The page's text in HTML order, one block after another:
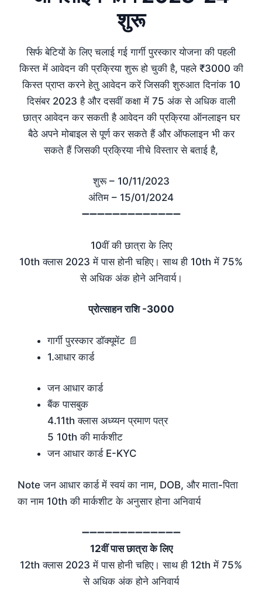
शुरू
सिर्फ बेटियों के लिए चलाई गई गार्गी पुरस्कार योजना की पहली
किस्त में आवेदन की प्रक्रिया शुरू हो चुकी है, पहले ₹3000 की
किस्त प्राप्त करने हेतु आवेदन करें जिसकी शुरुआत दिनांक 10
दिसंबर 2023 है और दसवीं कक्षा में 75 अंक से अधिक वाली
छात्र आवेदन कर सकती है आवेदन की प्रक्रिया ऑनलाइन घर
बैठे अपने मोबाइल से पूर्ण कर सकते हैं और ऑफलाइन भी कर
सकते हैं जिसकी प्रक्रिया नीचे विस्तार से बताई है,
शुरू – 10/11/2023
अंतिम – 15/01/2024
➖➖➖➖➖➖➖➖➖➖➖➖➖
10वीं की छात्रा के लिए
10th क्लास 2023 में पास होनी चहिए। साथ ही 10th में 75%
से अधिक अंक होने अनिवार्य।
प्रोत्साहन राशि -3000
गार्गी पुरस्कार डॉक्यूमेंट 📄
1.आधार कार्ड
जन आधार कार्ड
बैंक पासबुक
4.11th क्लास अध्य्यन प्रमाण पत्र
5 10th की मार्कशीट
जन आधार कार्ड E-KYC
Note जन आधार कार्ड में स्वयं का नाम, DOB, और माता-पिता
का नाम 10th की मार्कशीट के अनुसार होना अनिवार्य
➖➖➖➖➖➖➖➖➖➖➖➖➖
12वीं पास छात्रा के लिए
12th क्लास 2023 में पास होनी चहिए। साथ ही 12th में 75%
से अधिक अंक होने अनिवार्य